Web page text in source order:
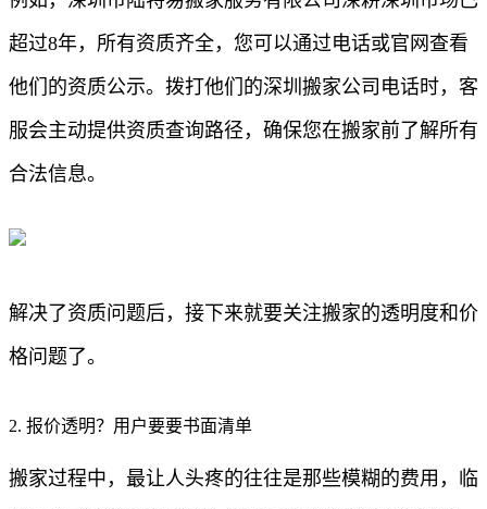
超过8年，所有资质齐全，您可以通过电话或官网查看
他们的资质公示。拨打他们的深圳搬家公司电话时，客
服会主动提供资质查询路径，确保您在搬家前了解所有
合法信息。
解决了资质问题后，接下来就要关注搬家的透明度和价
格问题了。
2. 报价透明？用户要要书面清单
搬家过程中，最让人头疼的往往是那些模糊的费用，临